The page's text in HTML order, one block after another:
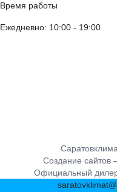
Время работы
Ежедневно: 10:00 - 19:00
Создание сайтов
Официальный